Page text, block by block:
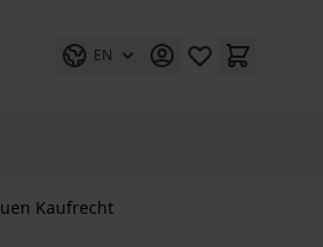
EN
Kaufrecht